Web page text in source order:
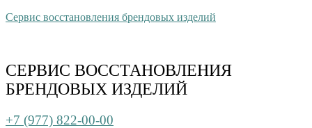
Сервис восстановления брендовых изделий
СЕРВИС ВОССТАНОВЛЕНИЯ
БРЕНДОВЫХ ИЗДЕЛИЙ
+7 (977) 822-00-00